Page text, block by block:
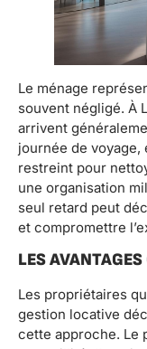
Le ménage
souvent négligé. À
arrivent
journée de voyage,
restreint pour
une organisation
seul retard peut
et compromettre
LES
Les propriétaires
gestion locative
cette approche. Le